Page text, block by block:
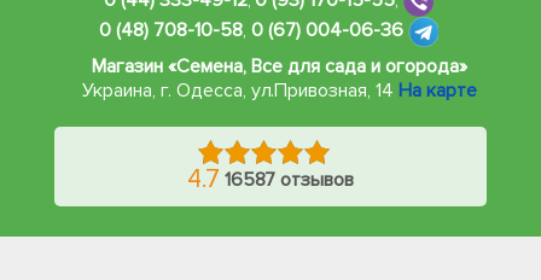
0 (48) 708-10-58, 0 (67) 004-06-36
Магазин «Семена, Все для сада и огорода»
Украина, г. Одесса, ул.Привозная, 14 На карте
4.7 16587 отзывов